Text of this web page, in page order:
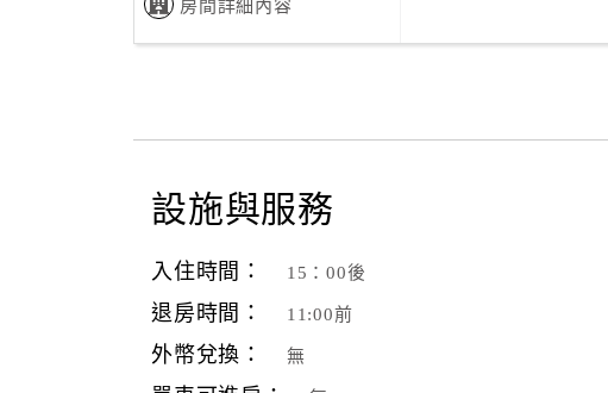
房間詳細內容
設施與服務
入住時間： 15：00後
退房時間： 11:00前
外幣兌換： 無